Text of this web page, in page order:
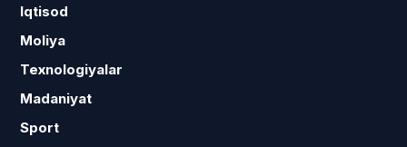
Iqtisod
Moliya
Texnologiyalar
Madaniyat
Sport